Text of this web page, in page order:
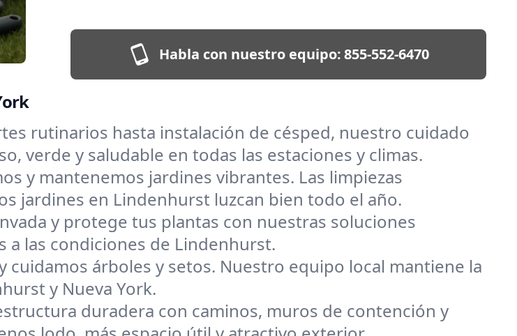
Habla con nuestro equipo:855-552-6470
rutinarios hasta instalación de césped, nuestro cuidado
verde y saludable en todas las estaciones y climas.
y mantenemos jardines vibrantes. Las limpiezas
jardines en Lindenhurst luzcan bien todo el año.
y protege tus plantas con nuestras soluciones
a las condiciones de Lindenhurst.
cuidamos árboles y setos. Nuestro equipo local mantiene la
y Nueva York.
duradera con caminos, muros de contención y